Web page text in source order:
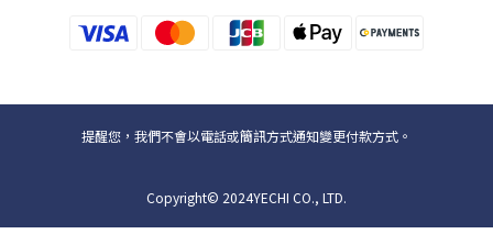
提醒您，我們不會以電話或簡訊方式通知變更付款方式。
Copyright© 2024YECHI CO., LTD.